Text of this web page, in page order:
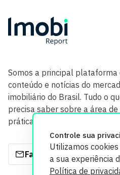
Controle sua
Utilizamos
a sua experiência
Política de
Somos a principal plataforma
conteúdo e notícias do
imobiliário do Brasil. Tudo o
precisa saber sobre a área
prática e com credibilidade.
Fale com a gente